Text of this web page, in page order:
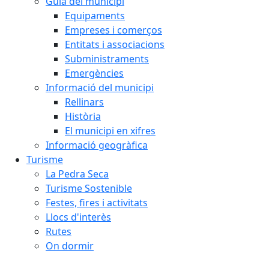
Equipaments
Empreses i comerços
Entitats i associacions
Subministraments
Emergències
Informació del municipi
Rellinars
Història
El municipi en xifres
Informació geogràfica
Turisme
La Pedra Seca
Turisme Sostenible
Festes, fires i activitats
Llocs d'interès
Rutes
On dormir